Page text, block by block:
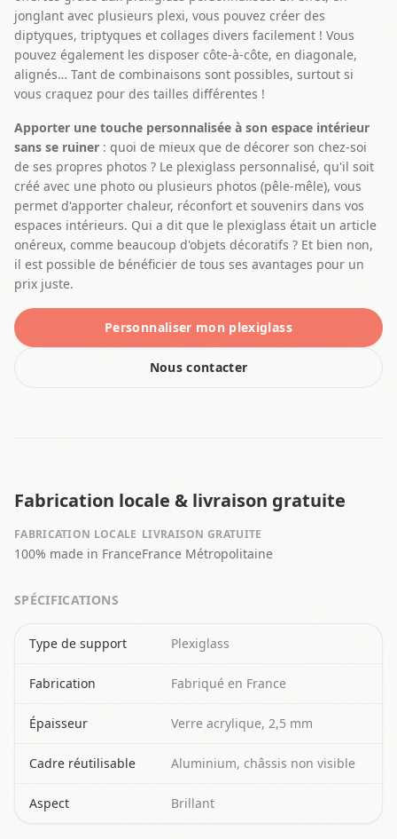
jonglant avec plusieurs plexi, vous pouvez créer des
diptyques, triptyques et collages divers facilement ! Vous
pouvez également les disposer côte-à-côte, en diagonale,
alignés… Tant de combinaisons sont possibles, surtout si
vous craquez pour des tailles différentes !
Apporter une touche personnalisée à son espace intérieur
sans se ruiner : quoi de mieux que de décorer son chez-soi
de ses propres photos ? Le plexiglass personnalisé, qu'il soit
créé avec une photo ou plusieurs photos (pêle-mêle), vous
permet d'apporter chaleur, réconfort et souvenirs dans vos
espaces intérieurs. Qui a dit que le plexiglass était un article
onéreux, comme beaucoup d'objets décoratifs ? Et bien non,
il est possible de bénéficier de tous ses avantages pour un
prix juste.
Personnaliser mon plexiglass
Nous contacter
Fabrication locale & livraison gratuite
FABRICATION LOCALE
100% made in France
LIVRAISON GRATUITE
France Métropolitaine
SPÉCIFICATIONS
Type de support Plexiglass
Fabrication Fabriqué en France
Épaisseur Verre acrylique, 2,5 mm
Cadre réutilisable Aluminium, châssis non visible
Aspect Brillant